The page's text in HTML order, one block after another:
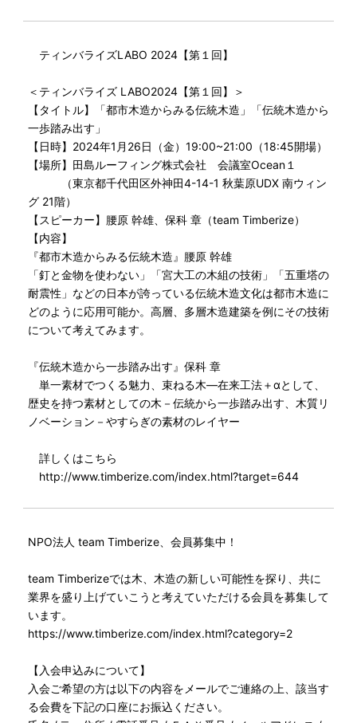
ティンバライズLABO 2024【第１回】
＜ティンバライズ LABO2024【第１回】＞
【タイトル】「都市木造からみる伝統木造」「伝統木造から
一歩踏み出す」
【日時】2024年1月26日（金）19:00~21:00（18:45開場）
【場所】田島ルーフィング株式会社 会議室Ocean１
（東京都千代田区外神田4-14-1 秋葉原UDX 南ウィン
グ 21階）
【スピーカー】腰原 幹雄、保科 章（team Timberize）
【内容】
『都市木造からみる伝統木造』腰原 幹雄
「釘と金物を使わない」「宮大工の木組の技術」「五重塔の
耐震性」などの日本が誇っている伝統木造文化は都市木造に
どのように応用可能か。高層、多層木造建築を例にその技術
について考えてみます。
『伝統木造から一歩踏み出す』保科 章
単一素材でつくる魅力、束ねる木―在来工法＋αとして、
歴史を持つ素材としての木－伝統から一歩踏み出す、木質リ
ノベーション－やすらぎの素材のレイヤー
詳しくはこちら
http://www.timberize.com/index.html?target=644
NPO法人 team Timberize、会員募集中！
team Timberizeでは木、木造の新しい可能性を探り、共に
業界を盛り上げていこうと考えていただける会員を募集して
います。
https://www.timberize.com/index.html?category=2
【入会申込みについて】
入会ご希望の方は以下の内容をメールでご連絡の上、該当す
る会費を下記の口座にお振込ください。